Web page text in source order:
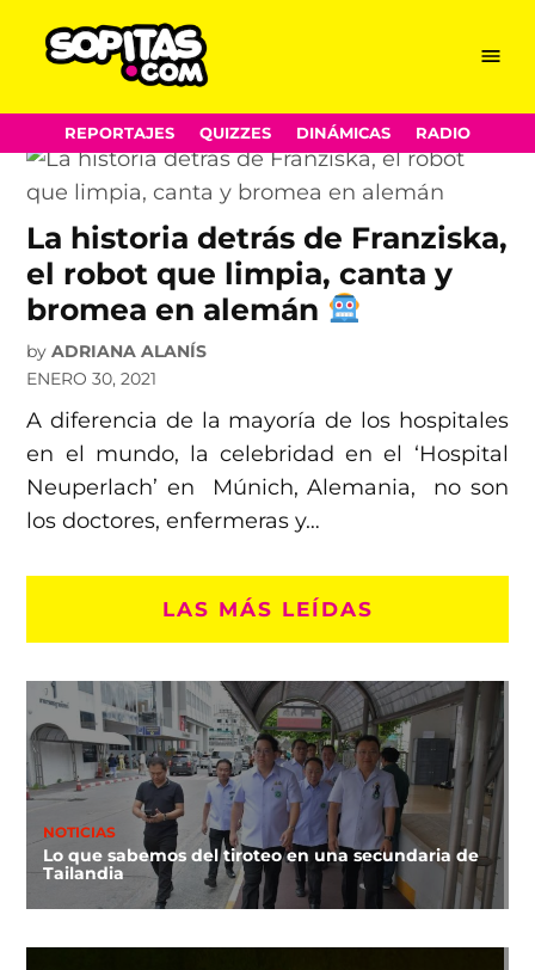
content
Menu
REPORTAJES QUIZZES DINÁMICAS RADIO
munich
La historia detrás de Franziska,
el robot que limpia, canta y
bromea en alemán
by ADRIANA ALANÍS
ENERO 30, 2021
A diferencia de la mayoría de los hospitales
en el mundo, la celebridad en el ‘Hospital
Neuperlach’ en Múnich, Alemania, no son
los doctores, enfermeras y…
LAS MÁS LEÍDAS
NOTICIAS
Lo que sabemos del tiroteo en una secundaria de
Tailandia